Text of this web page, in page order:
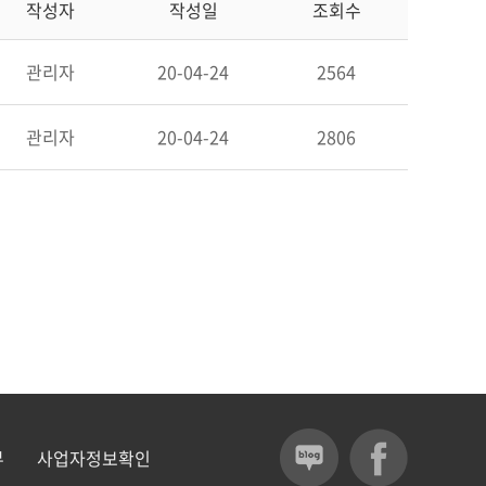
작성자 작성일 조회수
관리자 20-04-24 2564
관리자 20-04-24 2806
사업자정보확인